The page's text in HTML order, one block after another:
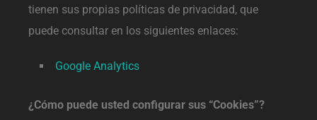
tienen sus propias políticas de privacidad, que
puede consultar en los siguientes enlaces:
Google Analytics
¿Cómo puede usted configurar sus “Cookies”?